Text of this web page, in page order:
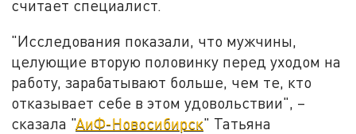
считает специалист.
"Исследования показали, что мужчины,
целующие вторую половинку перед уходом на
работу, зарабатывают больше, чем те, кто
отказывает себе в этом удовольствии", –
сказала "АиФ-Новосибирск" Татьяна